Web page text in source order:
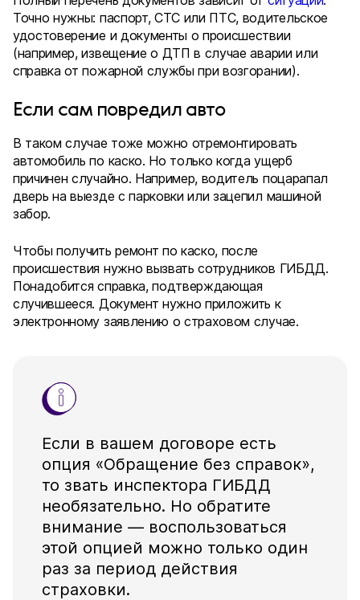
Точно нужны: паспорт, СТС или ПТС, водительское
удостоверение и документы о происшествии
(например, извещение о ДТП в случае аварии или
справка от пожарной службы при возгорании).
Если сам повредил авто
В таком случае тоже можно отремонтировать
автомобиль по каско. Но только когда ущерб
причинен случайно. Например, водитель поцарапал
дверь на выезде с парковки или зацепил машиной
забор.
Чтобы получить ремонт по каско, после
происшествия нужно вызвать сотрудников ГИБДД.
Понадобится справка, подтверждающая
случившееся. Документ нужно приложить к
электронному заявлению о страховом случае.
Если в вашем договоре есть
опция «Обращение без справок»,
то звать инспектора ГИБДД
необязательно. Но обратите
внимание — воспользоваться
этой опцией можно только один
раз за период действия
страховки.